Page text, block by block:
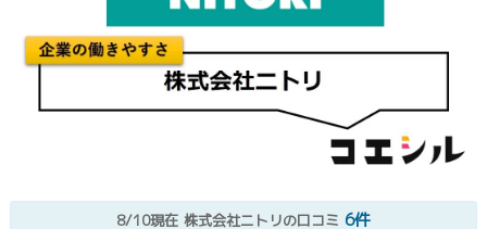
8/10現在 株式会社ニトリの口コミ 6件